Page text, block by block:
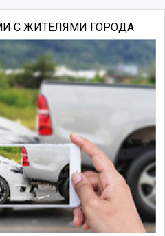
С ЖИТЕЛЯМИ ГОРОДА